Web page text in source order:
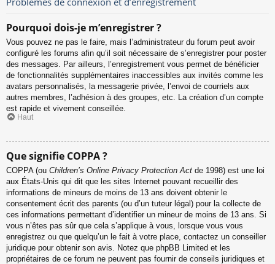
Pourquoi dois-je m’enregistrer ?
Vous pouvez ne pas le faire, mais l’administrateur du forum peut avoir
configuré les forums afin qu’il soit nécessaire de s’enregistrer pour poster
des messages. Par ailleurs, l’enregistrement vous permet de bénéficier
de fonctionnalités supplémentaires inaccessibles aux invités comme les
avatars personnalisés, la messagerie privée, l’envoi de courriels aux
autres membres, l’adhésion à des groupes, etc. La création d’un compte
est rapide et vivement conseillée.
Haut
Que signifie COPPA ?
COPPA (ou Children’s Online Privacy Protection Act de 1998) est une loi
aux États-Unis qui dit que les sites Internet pouvant recueillir des
informations de mineurs de moins de 13 ans doivent obtenir le
consentement écrit des parents (ou d’un tuteur légal) pour la collecte de
ces informations permettant d’identifier un mineur de moins de 13 ans. Si
vous n’êtes pas sûr que cela s’applique à vous, lorsque vous vous
enregistrez ou que quelqu’un le fait à votre place, contactez un conseiller
juridique pour obtenir son avis. Notez que phpBB Limited et les
propriétaires de ce forum ne peuvent pas fournir de conseils juridiques et